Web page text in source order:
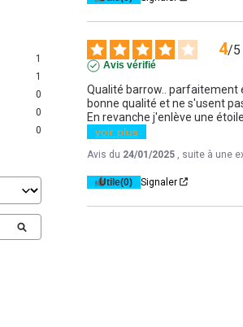
1
1
0
0
0
4/5
Avis vérifié
Qualité barrow.. parfaitement
bonne qualité et ne s'usent
En revanche j'enlève une
voir plus
Avis du 24/01/2025 , suite à une
Utile(0) Signaler